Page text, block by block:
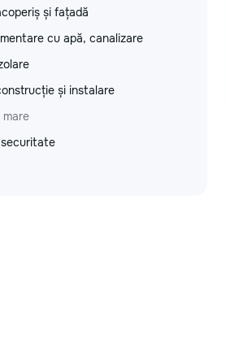
și fațadă
cu apă, canalizare
și instalare